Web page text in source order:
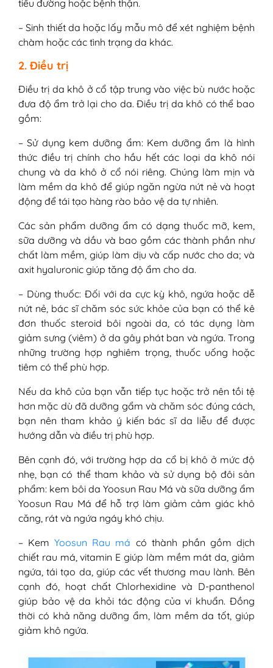
tiểu đường hoặc bệnh thận.
– Sinh thiết da hoặc lấy mẫu mô để xét nghiệm bệnh
chàm hoặc các tình trạng da khác.
2. Điều trị
Điều trị da khô ở cổ tập trung vào việc bù nước hoặc
đưa độ ẩm trở lại cho da. Điều trị da khô có thể bao
gồm:
– Sử dụng kem dưỡng ẩm: Kem dưỡng ẩm là hình
thức điều trị chính cho hầu hết các loại da khô nói
chung và da khô ở cổ nói riêng. Chúng làm mịn và
làm mềm da khô để giúp ngăn ngừa nứt nẻ và hoạt
động để tái tạo hàng rào bảo vệ da tự nhiên.
Các sản phẩm dưỡng ẩm có dạng thuốc mỡ, kem,
sữa dưỡng và dầu và bao gồm các thành phần như
chất làm mềm, giúp làm dịu và cấp nước cho da; và
axit hyaluronic giúp tăng độ ẩm cho da.
– Dùng thuốc: Đối với da cực kỳ khô, ngứa hoặc dễ
nứt nẻ, bác sĩ chăm sóc sức khỏe của bạn có thể kê
đơn thuốc steroid bôi ngoài da, có tác dụng làm
giảm sưng (viêm) ở da gây phát ban và ngứa. Trong
những trường hợp nghiêm trọng, thuốc uống hoặc
tiêm có thể phù hợp.
Nếu da khô của bạn vẫn tiếp tục hoặc trở nên tồi tệ
hơn mặc dù đã dưỡng gẩm và chăm sóc đúng cách,
bạn nên tham khảo ý kiến ​​bác sĩ da liễu để được
hướng dẫn và điều trị phù hợp.
Bên cạnh đó, với trường hợp da cổ bị khô ở mức độ
nhẹ, bạn có thể tham khảo và sử dụng bộ đôi sản
phẩm: kem bôi da Yoosun Rau Má và sữa dưỡng ẩm
Yoosun Rau Má để hỗ trợ làm giảm cảm giác khô
căng, rát và ngứa ngáy khó chịu.
– KemYoosun Rau má có thành phần gồm dịch
chiết rau má, vitamin E giúp làm mềm mát da, giảm
ngứa, tái tạo da, giúp các vết thương mau lành. Bên
cạnh đó, hoạt chất Chlorhexidine và D-panthenol
giúp bảo vệ da khỏi tác động của vi khuẩn. Đồng
thời có khả năng dưỡng ẩm, làm mềm da tốt, giúp
giảm khô ngứa.